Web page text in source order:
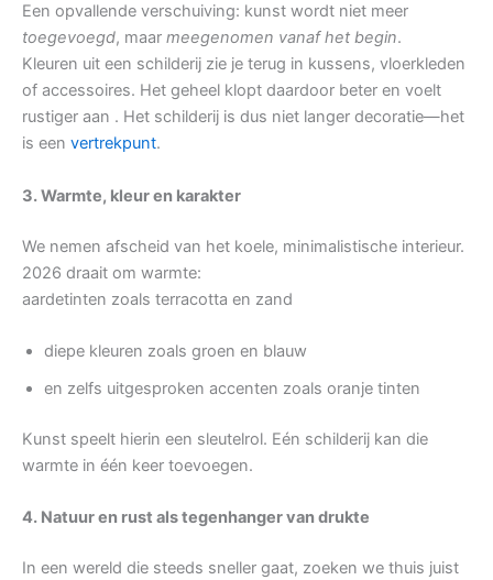
Een opvallende verschuiving: kunst wordt niet meer
toegevoegd, maar meegenomen vanaf het begin.
Kleuren uit een schilderij zie je terug in kussens, vloerkleden
of accessoires. Het geheel klopt daardoor beter en voelt
rustiger aan . Het schilderij is dus niet langer decoratie—het
is een vertrekpunt.
3. Warmte, kleur en karakter
We nemen afscheid van het koele, minimalistische interieur.
2026 draait om warmte:
aardetinten zoals terracotta en zand
diepe kleuren zoals groen en blauw
en zelfs uitgesproken accenten zoals oranje tinten
Kunst speelt hierin een sleutelrol. Eén schilderij kan die
warmte in één keer toevoegen.
4. Natuur en rust als tegenhanger van drukte
In een wereld die steeds sneller gaat, zoeken we thuis juist